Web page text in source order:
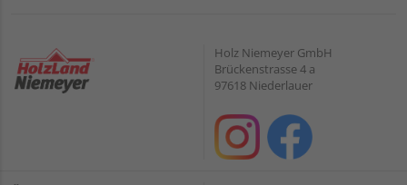
Holz Niemeyer GmbH
Brückenstrasse 4 a
97618 Niederlauer